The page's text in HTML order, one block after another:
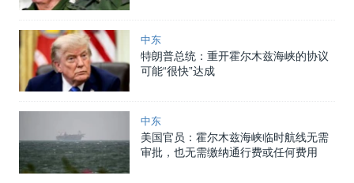
中东
特朗普总统：重开霍尔木兹海峡的协议
可能“很快”达成
中东
美国官员：霍尔木兹海峡临时航线无需
审批，也无需缴纳通行费或任何费用